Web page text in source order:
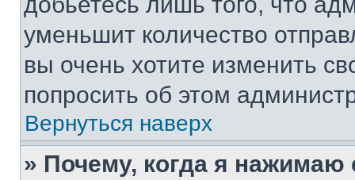
уменьшит количество
вы очень хотите изменить
попросить об этом
Вернуться наверх
» Почему, когда я нажимаю